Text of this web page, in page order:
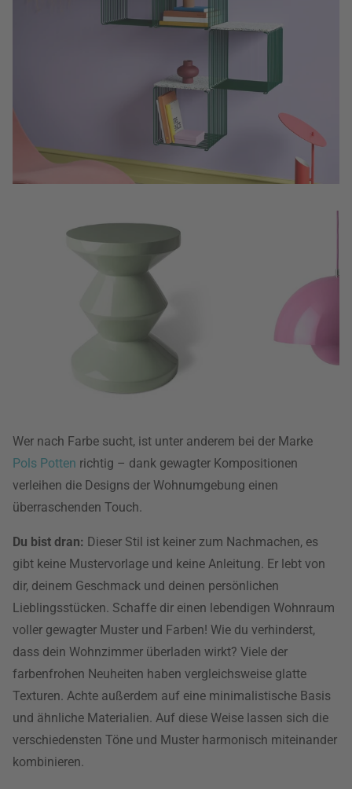
Wer nach Farbe sucht, ist unter anderem bei der Marke
Pols Potten richtig – dank gewagter Kompositionen
verleihen die Designs der Wohnumgebung einen
überraschenden Touch.
Du bist dran: Dieser Stil ist keiner zum Nachmachen, es
gibt keine Mustervorlage und keine Anleitung. Er lebt von
dir, deinem Geschmack und deinen persönlichen
Lieblingsstücken. Schaffe dir einen lebendigen Wohnraum
voller gewagter Muster und Farben! Wie du verhinderst,
dass dein Wohnzimmer überladen wirkt? Viele der
farbenfrohen Neuheiten haben vergleichsweise glatte
Texturen. Achte außerdem auf eine minimalistische Basis
und ähnliche Materialien. Auf diese Weise lassen sich die
verschiedensten Töne und Muster harmonisch miteinander
kombinieren.